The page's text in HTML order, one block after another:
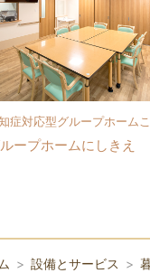
症対応型グループホーム
ープホームにしきえ
設備とサービス